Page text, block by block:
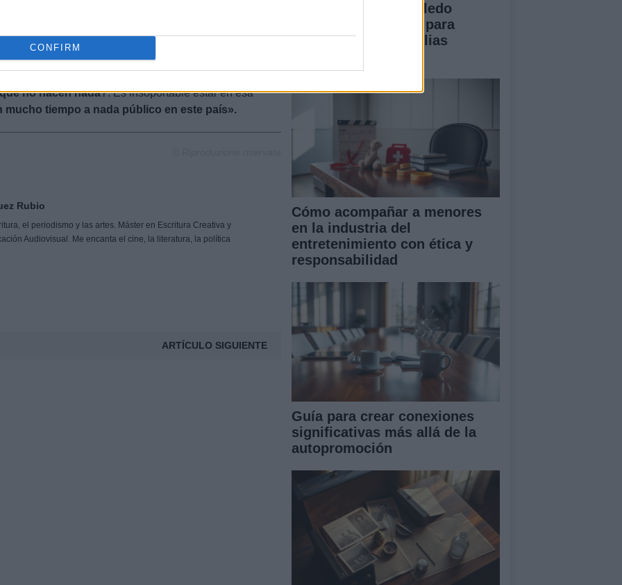
CONFIRM
Ismael Moreno ha dictado auto de apertura de
Duato e Imanol Arias
marco del‘caso Nummaria’
les piden alrededor de 30 años de cárcel.
el sueldo de los de fuera de la televisión.
no hacen nada?. Es insoportable estar en esa
mucho tiempo a nada público en este país».
Rubio
el periodismo y las artes. Máster en Escritura Creativa y
Audiovisual. Me encanta el cine, la literatura, la política
ARTÍCULO SIGUIENTE
La Diputación de Toledo
presenta iniciativas para
fortalecer a las familias
Cómo acompañar a menores
en la industria del
entretenimiento con ética y
responsabilidad
Guía para crear conexiones
significativas más allá de la
autopromoción